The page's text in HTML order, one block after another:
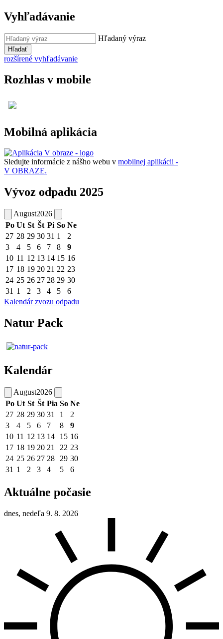
Vyhľadávanie
Hľadaný výraz
Hľadať
rozšírené vyhľadávanie
Rozhlas v mobile
Mobilná aplikácia
Sledujte informácie z nášho webu v mobilnej aplikácii -
V OBRAZE.
Vývoz odpadu 2025
August2026
Po Ut St Št Pi So Ne
27 28 29 30 31 1
2
3
4 5 6 7 8
9
10 11 12 13 14 15 16
17 18 19 20 21 22 23
24 25 26 27 28 29 30
31 1 2 3 4 5
6
Kalendár zvozu odpadu
Natur Pack
Kalendár
August2026
Po Ut St Št Pia So Ne
27 28 29 30 31 1
2
3
4 5 6 7 8
9
10 11 12 13 14 15 16
17 18 19 20 21 22 23
24 25 26 27 28 29 30
31 1 2 3 4 5 6
Aktuálne počasie
dnes, nedeľa 9. 8. 2026